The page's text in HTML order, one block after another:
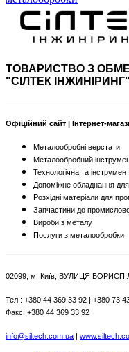
ТОВАРИСТВО З
"СІЛТЕК ІНЖИНІРИНГ"
Офіційний сайт | Інтернет-
Металообробні верстати
Металообробний
Технологічна та
Допоміжне обладнання для
Розхідні матеріали для
Запчастини до
Вироби з металу
Послуги з металообробки
02099, м. Київ, ВУЛИЦЯ
Тел.: +380 44 369 33 92 | +380 73
Факс: +380 44 369 33 92
info@siltech.com.ua |